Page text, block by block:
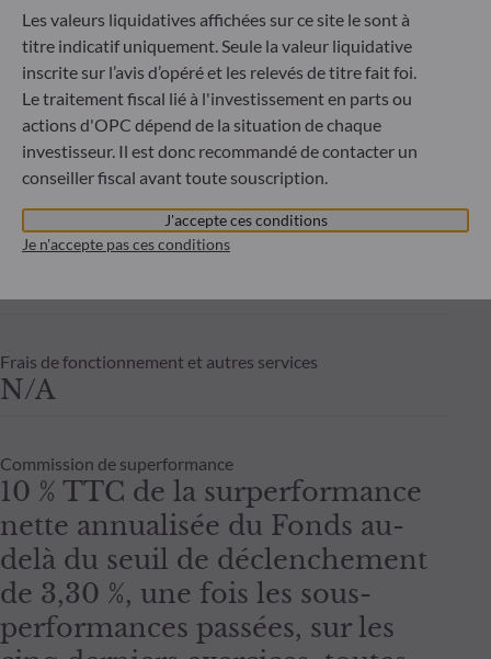
néant
Frais de gestion fixes
Taux annuel de 0.50%
maximum, payables
trimestriellement et calculés sur
base de l'actif net moyen du
compartiment pour le mois
Frais de fonctionnement et autres services
N/A
Commission de superformance
10 % TTC de la surperformance
nette annualisée du Fonds au-
delà du seuil de déclenchement
de 3,30 %, une fois les sous-
performances passées, sur les
Les valeurs liquidatives affichées sur ce site le sont à
titre indicatif uniquement. Seule la valeur liquidative
inscrite sur l’avis d’opéré et les relevés de titre fait foi.
Le traitement fiscal lié à l'investissement en parts ou
actions d'OPC dépend de la situation de chaque
investisseur. Il est donc recommandé de contacter un
conseiller fiscal avant toute souscription.
J'accepte ces conditions
Je n'accepte pas ces conditions